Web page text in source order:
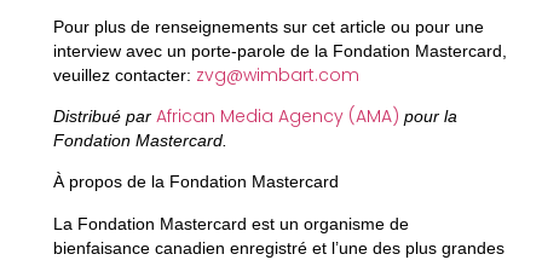
Pour plus de renseignements sur cet article ou pour une
interview avec un porte-parole de la Fondation Mastercard,
veuillez contacter: zvg@wimbart.com
Distribué par African Media Agency (AMA) pour la
Fondation Mastercard.
À propos de la Fondation Mastercard
La Fondation Mastercard est un organisme de
bienfaisance canadien enregistré et l’une des plus grandes